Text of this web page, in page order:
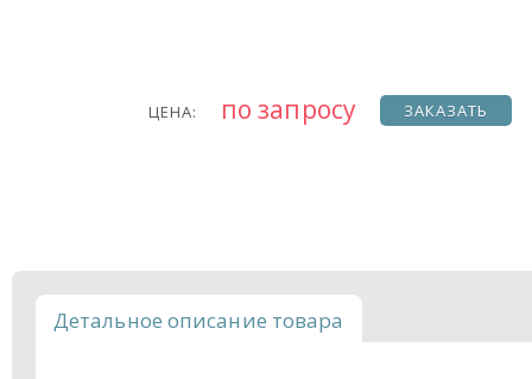
ЦЕНА: по запросу ЗАКАЗАТЬ
Детальное описание товара